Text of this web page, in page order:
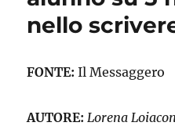
nello
FONTE: Il Messaggero
AUTORE: Lorena